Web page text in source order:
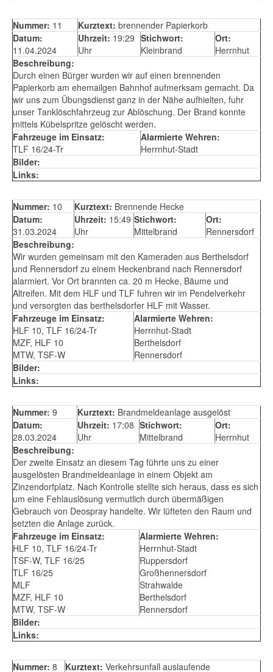
Nummer: 11 Kurztext: brennender Papierkorb
Datum:
11.04.2024
Uhrzeit: 19:29
Uhr
Stichwort:
Kleinbrand
Ort:
Herrnhut
Beschreibung:
Durch einen Bürger wurden wir auf einen brennenden
Papierkorb am ehemailgen Bahnhof aufmerksam gemacht. Da
wir uns zum Übungsdienst ganz in der Nähe aufhielten, fuhr
unser Tanklöschfahrzeug zur Ablöschung. Der Brand konnte
mittels Kübelspritze gelöscht werden.
Fahrzeuge im Einsatz:
TLF 16/24-Tr
Alarmierte Wehren:
Herrnhut-Stadt
Bilder:
Links:
Nummer: 10 Kurztext: Brennende Hecke
Datum:
31.03.2024
Uhrzeit: 15:49
Uhr
Stichwort:
Mittelbrand
Ort:
Rennersdorf
Beschreibung:
Wir wurden gemeinsam mit den Kameraden aus Berthelsdorf
und Rennersdorf zu einem Heckenbrand nach Rennersdorf
alarmiert. Vor Ort brannten ca. 20 m Hecke, Bäume und
Altreifen. Mit dem HLF und TLF fuhren wir im Pendelverkehr
und versorgten das berthelsdorfer HLF mit Wasser.
Fahrzeuge im Einsatz:
HLF 10, TLF 16/24-Tr
MZF, HLF 10
MTW, TSF-W
Alarmierte Wehren:
Herrnhut-Stadt
Berthelsdorf
Rennersdorf
Bilder:
Links:
Nummer: 9 Kurztext: Brandmeldeanlage ausgelöst
Datum:
28.03.2024
Uhrzeit: 17:08
Uhr
Stichwort:
Mittelbrand
Ort:
Herrnhut
Beschreibung:
Der zweite Einsatz an diesem Tag führte uns zu einer
ausgelösten Brandmeldeanlage in einem Objekt am
Zinzendorfplatz. Nach Kontrolle stellte sich heraus, dass es sich
um eine Fehlauslösung vermutlich durch übermäßigen
Gebrauch von Deospray handelte. Wir lüfteten den Raum und
setzten die Anlage zurück.
Fahrzeuge im Einsatz:
HLF 10, TLF 16/24-Tr
TSF-W, TLF 16/25
TLF 16/25
MLF
MZF, HLF 10
MTW, TSF-W
Alarmierte Wehren:
Herrnhut-Stadt
Ruppersdorf
Großhennersdorf
Strahwalde
Berthelsdorf
Rennersdorf
Bilder:
Links:
Nummer: 8 Kurztext: Verkehrsunfall auslaufende